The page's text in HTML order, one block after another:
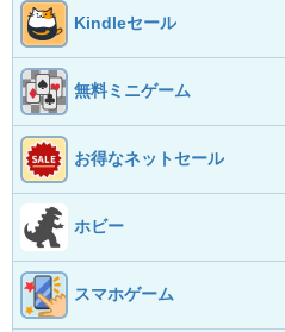
Kindleセール
無料ミニゲーム
お得なネットセール
ホビー
スマホゲーム